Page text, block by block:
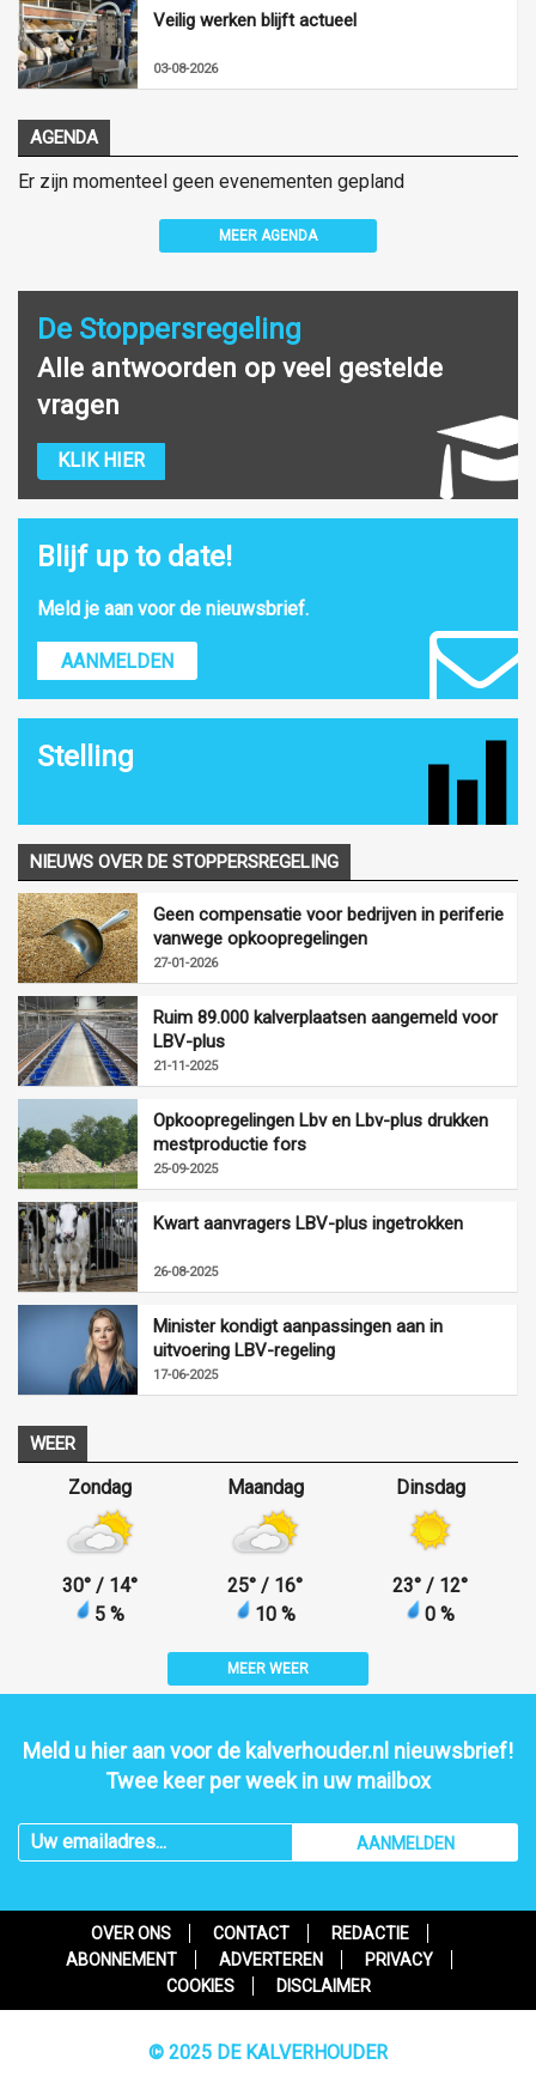
Veilig werken blijft actueel
03-08-2026
AGENDA
Er zijn momenteel geen evenementen gepland
MEER AGENDA
De Stoppersregeling
Alle antwoorden op veel gestelde
vragen
KLIK HIER
Blijf up to date!
Meld je aan voor de nieuwsbrief.
AANMELDEN
Stelling
NIEUWS OVER DE STOPPERSREGELING
Geen compensatie voor bedrijven in periferie
vanwege opkoopregelingen
27-01-2026
Ruim 89.000 kalverplaatsen aangemeld voor
LBV-plus
21-11-2025
Opkoopregelingen Lbv en Lbv-plus drukken
mestproductie fors
25-09-2025
Kwart aanvragers LBV-plus ingetrokken
26-08-2025
Minister kondigt aanpassingen aan in
uitvoering LBV-regeling
17-06-2025
WEER
Zondag
30° / 14°
5 %
Maandag
25° / 16°
10 %
Dinsdag
23° / 12°
0 %
MEER WEER
Meld u hier aan voor de kalverhouder.nl nieuwsbrief!
Twee keer per week in uw mailbox
AANMELDEN
OVER ONS CONTACT
REDACTIE
ABONNEMENT
ADVERTEREN
PRIVACY
COOKIES
DISCLAIMER
© 2025 DE KALVERHOUDER